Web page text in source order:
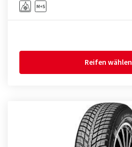
Reifen wählen